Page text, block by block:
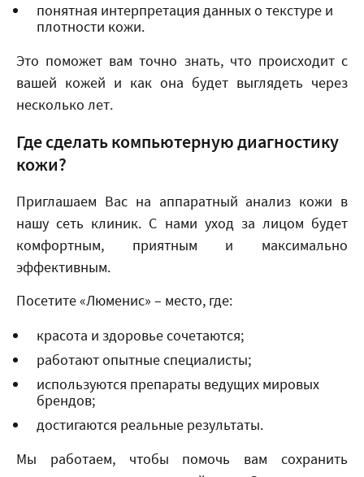
понятная интерпретация данных о текстуре и
плотности кожи.
Это поможет вам точно знать, что происходит с
вашей кожей и как она будет выглядеть через
несколько лет.
Где сделать компьютерную диагностику
кожи?
Приглашаем Вас на аппаратный анализ кожи в
нашу сеть клиник. С нами уход за лицом будет
комфортным, приятным и максимально
эффективным.
Посетите «Люменис» – место, где:
красота и здоровье сочетаются;
работают опытные специалисты;
используются препараты ведущих мировых
брендов;
достигаются реальные результаты.
Мы работаем, чтобы помочь вам сохранить